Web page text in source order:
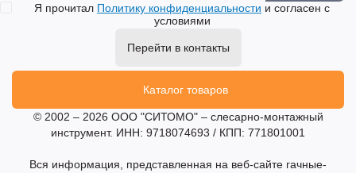
Я прочитал Политику конфиденциальности и согласен с
условиями
Перейти в контакты
Каталог товаров
© 2002 – 2026 ООО "СИТОМО" – слесарно-монтажный
инструмент. ИНН: 9718074693 / КПП: 771801001
Вся информация, представленная на веб-сайте гачные-